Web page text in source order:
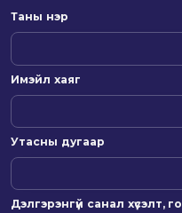
Таны нэр
Имэйл хаяг
Утасны дугаар
Дэлгэрэнгүй санал хүсэлт,